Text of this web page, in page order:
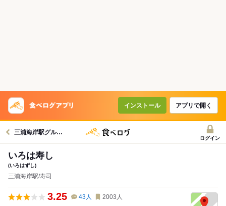
インストール アプリで開く
三浦海岸駅グルメへ
ログイン
いろは寿し
(いろはずし)
三浦海岸駅/寿司
3.25 43人 2003 人